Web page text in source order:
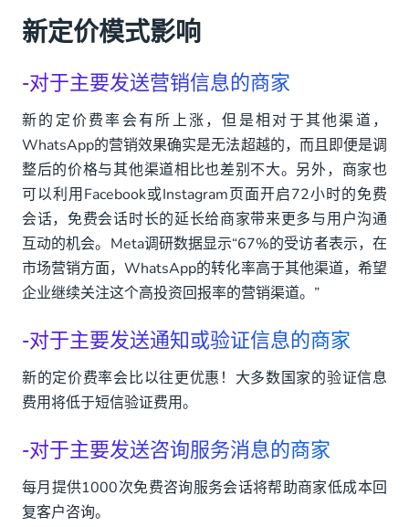
新定价模式影响
-对于主要发送营销信息的商家
新的定价费率会有所上涨，但是相对于其他渠道，
WhatsApp的营销效果确实是无法超越的，而且即便是调
整后的价格与其他渠道相比也差别不大。另外，商家也
可以利用Facebook或Instagram页面开启72小时的免费
会话，免费会话时长的延长给商家带来更多与用户沟通
互动的机会。Meta调研数据显示“67%的受访者表示，在
市场营销方面，WhatsApp的转化率高于其他渠道，希望
企业继续关注这个高投资回报率的营销渠道。”
-对于主要发送通知或验证信息的商家
新的定价费率会比以往更优惠！大多数国家的验证信息
费用将低于短信验证费用。
-对于主要发送咨询服务消息的商家
每月提供1000次免费咨询服务会话将帮助商家低成本回
复客户咨询。